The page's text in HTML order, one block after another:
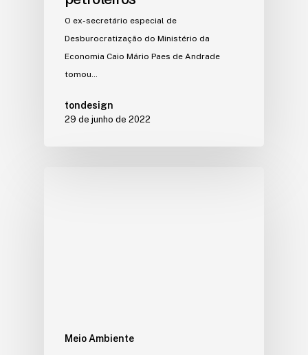
O ex-secretário especial de
Desburocratização do Ministério da
Economia Caio Mário Paes de Andrade
tomou…
tondesign
29 de junho de 2022
Meio Ambiente